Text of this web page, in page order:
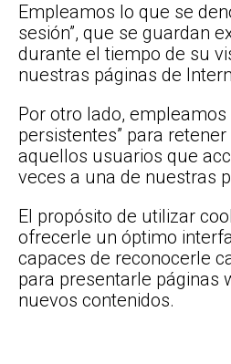
Empleamos lo que se
sesión”, que se guardan
durante el tiempo de su
nuestras páginas de
Por otro lado, empleamos
persistentes” para
aquellos usuarios que
veces a una de nuestras
El propósito de utilizar
ofrecerle un óptimo
capaces de reconocerle
para presentarle páginas
nuevos contenidos.